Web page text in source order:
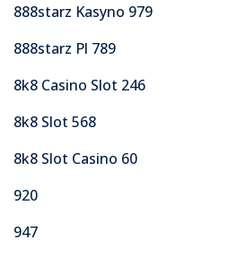
888starz Kasyno 979
888starz Pl 789
8k8 Casino Slot 246
8k8 Slot 568
8k8 Slot Casino 60
920
947